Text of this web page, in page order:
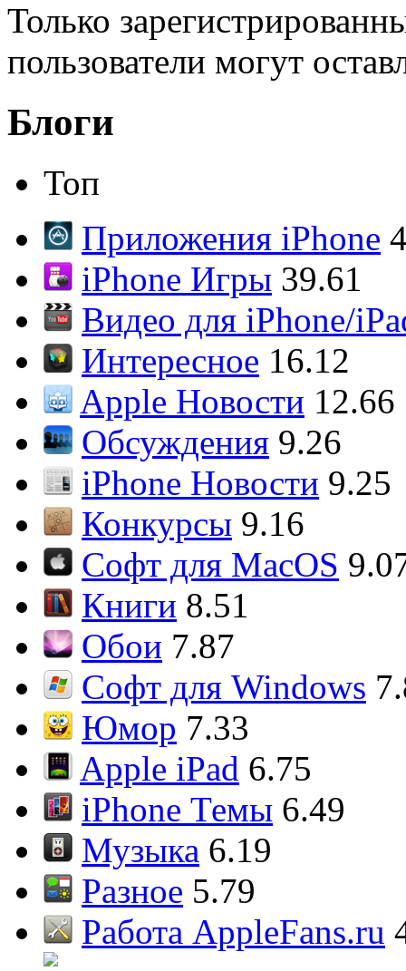
Только
пользователи могут
Блоги
Топ
Приложения iPhone
iPhone Игры 39.61
Видео для iPhone/
Интересное 16.12
Apple Новости 12.66
Обсуждения 9.26
iPhone Новости 9.25
Конкурсы 9.16
Софт для MacOS
Книги 8.51
Обои 7.87
Софт для Windows
Юмор 7.33
Apple iPad 6.75
iPhone Темы 6.49
Музыка 6.19
Разное 5.79
Работа AppleFans.ru